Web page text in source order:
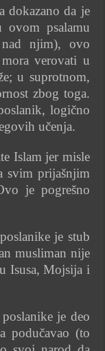
da je
psalamu
njim), ovo
verovati u
u suprotnom,
zbog toga.
logično
učenja.
Islam jer misle
svim prijašnjim
je pogrešno
je stub
musliman nije
Isusa, Mojsija i
je deo
podučavao (to